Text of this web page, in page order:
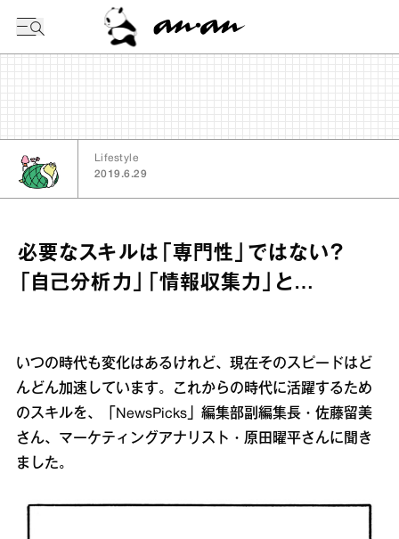
Lifestyle
2019.6.29
必要なスキルは「専門性」ではない？
「自己分析力」「情報収集力」と…
いつの時代も変化はあるけれど、現在そのスピードはど
んどん加速しています。これからの時代に活躍するため
のスキルを、「NewsPicks」編集部副編集長・佐藤留美
さん、マーケティングアナリスト・原田曜平さんに聞き
ました。